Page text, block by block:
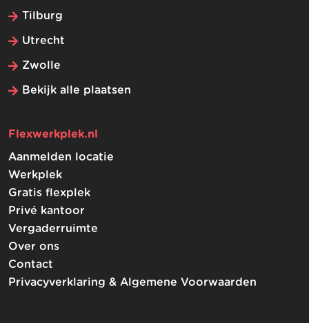
Flexwerkplek.nl
Aanmelden locatie
Werkplek
Gratis flexplek
Privé kantoor
Vergaderruimte
Over ons
Contact
Privacyverklaring & Algemene Voorwaarden
Tilburg
Utrecht
Zwolle
Bekijk alle plaatsen